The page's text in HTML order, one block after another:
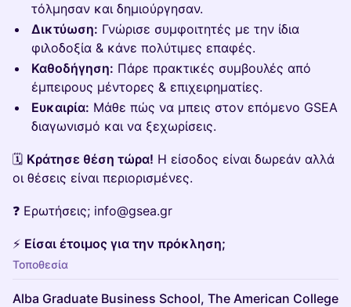
τόλμησαν και δημιούργησαν.
Δικτύωση: Γνώρισε συμφοιτητές με την ίδια
φιλοδοξία & κάνε πολύτιμες επαφές.
Καθοδήγηση: Πάρε πρακτικές συμβουλές από
έμπειρους μέντορες & επιχειρηματίες.
Ευκαιρία: Μάθε πώς να μπεις στον επόμενο GSEA
διαγωνισμό και να ξεχωρίσεις.
🗓️ Κράτησε θέση τώρα! Η είσοδος είναι δωρεάν αλλά
οι θέσεις είναι περιορισμένες.
❓ Ερωτήσεις; info@gsea.gr
⚡ Είσαι έτοιμος για την πρόκληση;
Τοποθεσία
Alba Graduate Business School, The American College